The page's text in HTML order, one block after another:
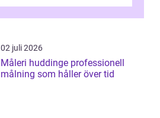
02 juli 2026
Måleri huddinge professionell
målning som håller över tid